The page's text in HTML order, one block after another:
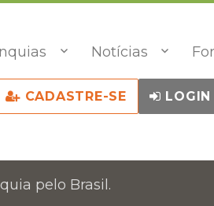
Notícias
CADASTRE-SE LOGIN
pelo Brasil.